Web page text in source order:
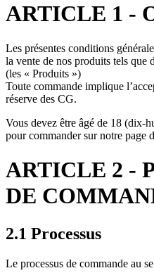
ARTICLE 1 -
Les présentes conditions
la vente de nos produits tels que
(les « Produits »)
Toute commande implique
réserve des CG.
Vous devez être âgé de 18 (dix-
pour commander sur notre page
ARTICLE 2 -
DE
2.1 Processus
Le processus de commande au